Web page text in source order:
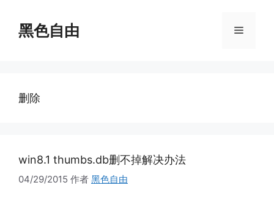
黑色自由 菜
删除
win8.1 thumbs.db删不掉解决办法
04/29/2015 作者 黑色自由